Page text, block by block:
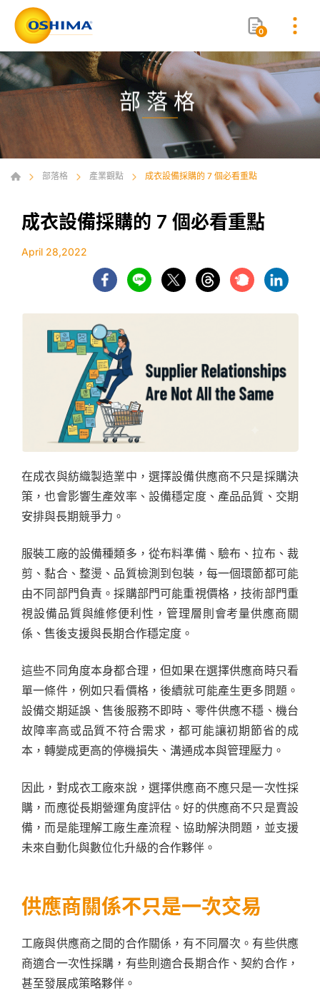
0
部落格
部落格 產業觀點 成衣設備採購的 7 個必看重點
成衣設備採購的 7 個必看重點
April 28,2022
在成衣與紡織製造業中，選擇設備供應商不只是採購決
策，也會影響生產效率、設備穩定度、產品品質、交期
安排與長期競爭力。
服裝工廠的設備種類多，從布料準備、驗布、拉布、裁
剪、黏合、整燙、品質檢測到包裝，每一個環節都可能
由不同部門負責。採購部門可能重視價格，技術部門重
視設備品質與維修便利性，管理層則會考量供應商關
係、售後支援與長期合作穩定度。
這些不同角度本身都合理，但如果在選擇供應商時只看
單一條件，例如只看價格，後續就可能產生更多問題。
設備交期延誤、售後服務不即時、零件供應不穩、機台
故障率高或品質不符合需求，都可能讓初期節省的成
本，轉變成更高的停機損失、溝通成本與管理壓力。
因此，對成衣工廠來說，選擇供應商不應只是一次性採
購，而應從長期營運角度評估。好的供應商不只是賣設
備，而是能理解工廠生產流程、協助解決問題，並支援
未來自動化與數位化升級的合作夥伴。
供應商關係不只是一次交易
工廠與供應商之間的合作關係，有不同層次。有些供應
商適合一次性採購，有些則適合長期合作、契約合作，
甚至發展成策略夥伴。